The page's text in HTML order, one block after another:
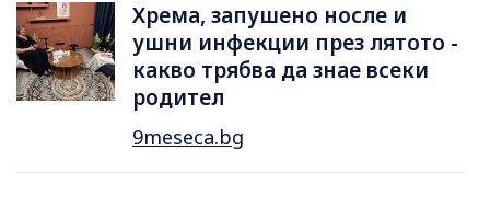
Хрема, запушено носле и
ушни инфекции през лятотo -
какво трябва да знае всеки
родител
9meseca.bg